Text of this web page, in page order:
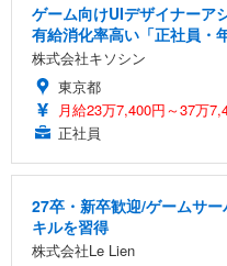
ゲーム向けUIデザイナーア
有給消化率高い「正社員・
株式会社キソシン
東京都
月給23万7,400円～37万
正社員
27卒・新卒歓迎/ゲームサ
キルを習得
株式会社Le Lien